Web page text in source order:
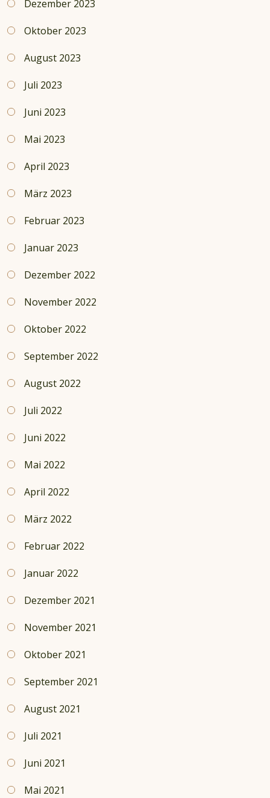
Dezember 2023
Oktober 2023
August 2023
Juli 2023
Juni 2023
Mai 2023
April 2023
März 2023
Februar 2023
Januar 2023
Dezember 2022
November 2022
Oktober 2022
September 2022
August 2022
Juli 2022
Juni 2022
Mai 2022
April 2022
März 2022
Februar 2022
Januar 2022
Dezember 2021
November 2021
Oktober 2021
September 2021
August 2021
Juli 2021
Juni 2021
Mai 2021